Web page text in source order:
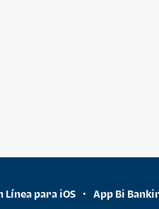
Línea para iOS • App Bi